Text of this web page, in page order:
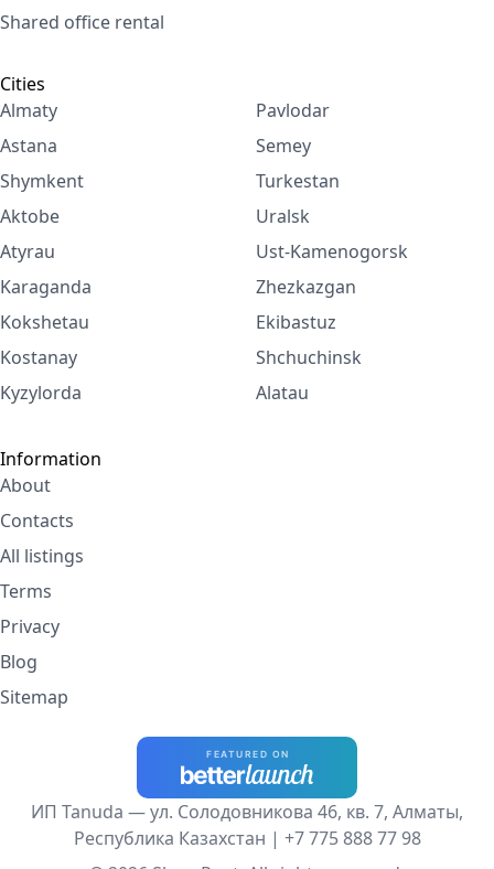
Shared office rental
Cities
Almaty
Astana
Shymkent
Aktobe
Atyrau
Karaganda
Kokshetau
Kostanay
Kyzylorda
Pavlodar
Semey
Turkestan
Uralsk
Ust-Kamenogorsk
Zhezkazgan
Ekibastuz
Shchuchinsk
Alatau
Information
About
Contacts
All listings
Terms
Privacy
Blog
Sitemap
ИП Tanuda — ул. Солодовникова 46, кв. 7, Алматы,
Республика Казахстан | +7 775 888 77 98